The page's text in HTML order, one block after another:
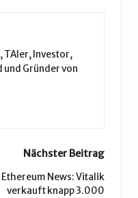
TAler, Investor,
Gründer von
Nächster Beitrag
Ethereum News: Vitalik
verkauft knapp 3.000